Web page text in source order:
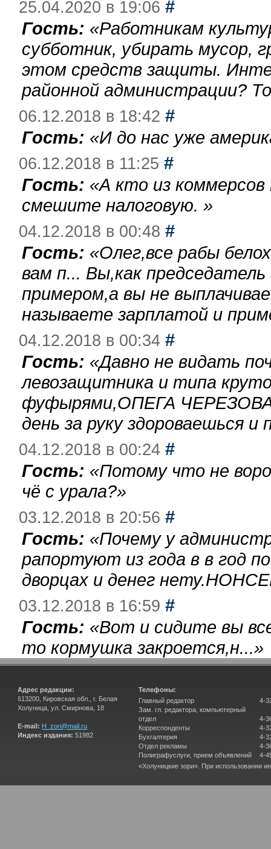
25.04.2020 в 19:06 #
Гость: «Работникам
субботник, убирать мусор,
этом средств защиты.
районной администрации?
06.12.2018 в 18:42 #
Гость: «И до нас уже
06.12.2018 в 11:25 #
Гость: «А кто из
смешите налоговую. »
04.12.2018 в 00:48 #
Гость: «Олег,все рабы
вам п... Вы,как
примером,а вы не
называете зарплатой и
04.12.2018 в 00:34 #
Гость: «Давно не видать
левозащитника и типа
фуфырями,ОПЕГА
день за руку здороваешься
04.12.2018 в 00:24 #
Гость: «Потому что не
чё с урала?»
03.12.2018 в 20:56 #
Гость: «Почему у
рапортуют из года в в год
дворцах и денег
03.12.2018 в 16:59 #
Гость: «Вот и сидите вы
то кормушка закроется,н...»
Адрес редакции:
613200, Кировская обл., г. Белая
Холуница, ул. Смирнова, 18
E-mail: H_zori@mail.ru
Индекс издания: 51982
Телефоны:
Главный редактор
Зам. гл. редактора, компьютерный
отдел
Корреспонденты
Бухгалтерия
Отдел рекламы
Полиграфуслуги, прием объявлений
4-
4-
4-
4-
4-
4-
«Холуницкие зори». При использовании